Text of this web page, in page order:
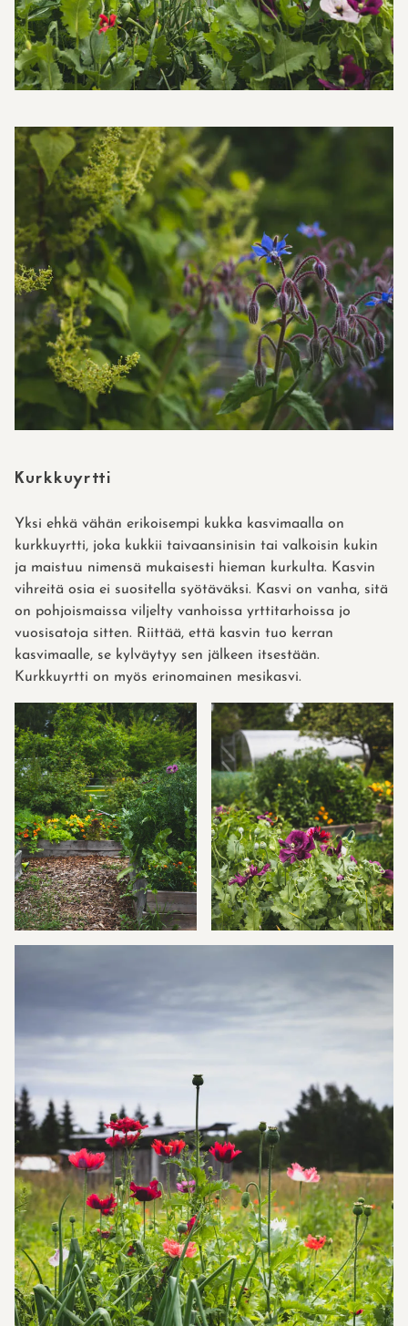
Kurkkuyrtti
Yksi ehkä vähän erikoisempi kukka kasvimaalla on
kurkkuyrtti, joka kukkii taivaansinisin tai valkoisin kukin
ja maistuu nimensä mukaisesti hieman kurkulta. Kasvin
vihreitä osia ei suositella syötäväksi. Kasvi on vanha, sitä
on pohjoismaissa viljelty vanhoissa yrttitarhoissa jo
vuosisatoja sitten. Riittää, että kasvin tuo kerran
kasvimaalle, se kylväytyy sen jälkeen itsestään.
Kurkkuyrtti on myös erinomainen mesikasvi.